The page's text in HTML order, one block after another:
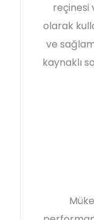
reçinesi
olarak
ve
kaynaklı